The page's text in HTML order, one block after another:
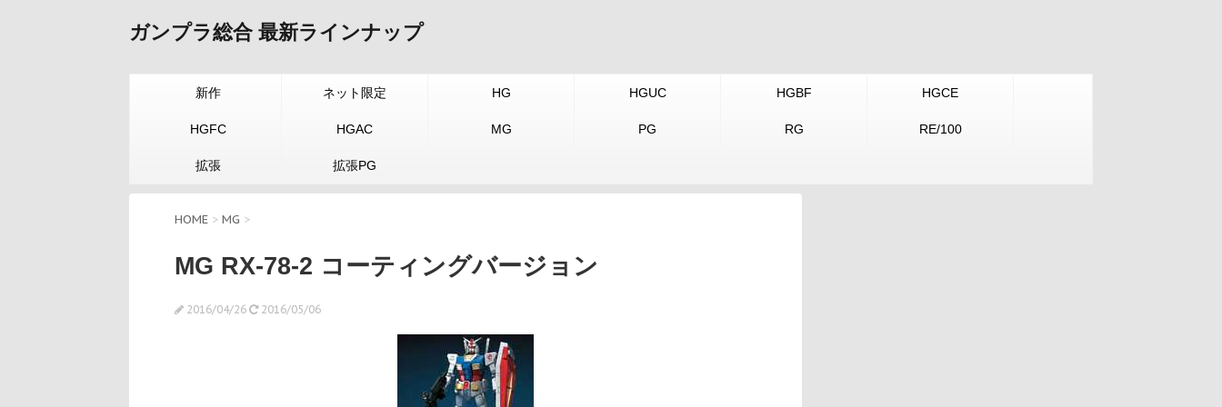
ガンプラ総合 最新ラインナップ
新作 ネット限定 HG HGUC HGBF HGCE
HGFC HGAC MG PG RG RE/100
拡張 拡張PG
HOME > MG >
MG RX-78-2 コーティングバージョン
2016/04/26 2016/05/06